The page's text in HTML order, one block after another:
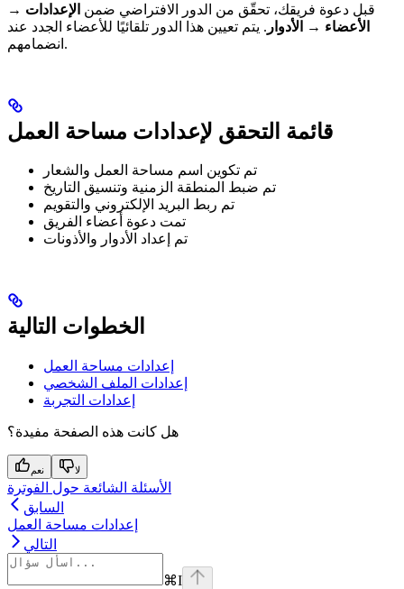
قبل دعوة فريقك، تحقّق من الدور الافتراضي ضمن الإعدادات →
الأعضاء → الأدوار . يتم تعيين هذا الدور تلقائيًا للأعضاء الجدد عند
انضمامهم.
قائمة التحقق لإعدادات مساحة العمل
تم تكوين اسم مساحة العمل والشعار
تم ضبط المنطقة الزمنية وتنسيق التاريخ
تم ربط البريد الإلكتروني والتقويم
تمت دعوة أعضاء الفريق
تم إعداد الأدوار والأذونات
الخطوات التالية
إعدادات مساحة العمل
إعدادات الملف الشخصي
إعدادات التجربة
هل كانت هذه الصفحة مفيدة؟
نعم لا
الأسئلة الشائعة حول الفوترة
السابق
إعدادات مساحة العمل
التالي
⌘I